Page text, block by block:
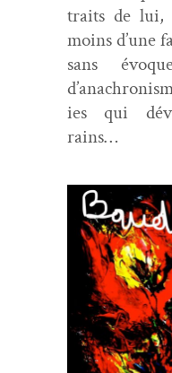
traits de lui,
moins d’une
sans
ies qui
rains…